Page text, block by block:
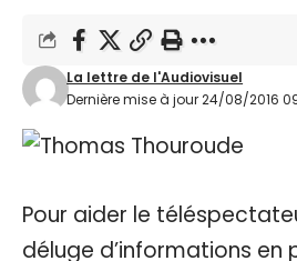
Dernière mise à jour 24/08/2016
La lettre de l'Audiovisuel
Pour aider le
déluge d’informations en